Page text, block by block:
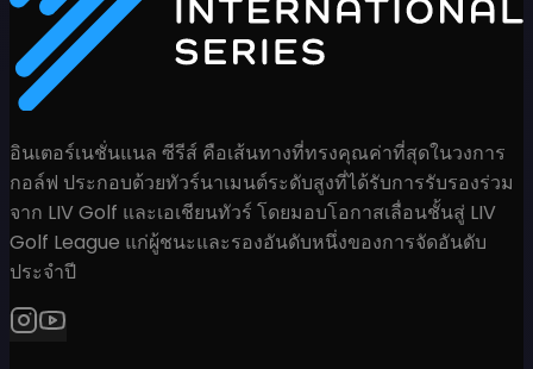
อินเตอร์เนชั่นแนล ซีรีส์ คือเส้นทางที่ทรงคุณค่าที่สุดในวงการ
กอล์ฟ ประกอบด้วยทัวร์นาเมนต์ระดับสูงที่ได้รับการรับรองร่วม
จาก LIV Golf และเอเชียนทัวร์ โดยมอบโอกาสเลื่อนชั้นสู่ LIV
Golf League แก่ผู้ชนะและรองอันดับหนึ่งของการจัดอันดับ
ประจำปี